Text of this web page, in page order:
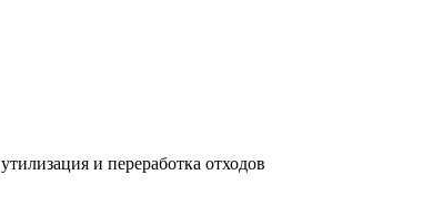
утилизация и переработка отходов